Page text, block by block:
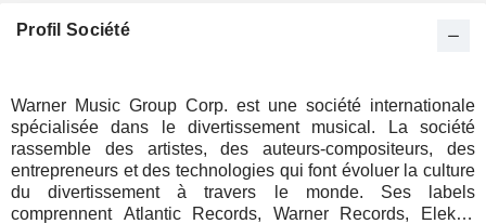
Profil Société
Warner Music Group Corp. est une société internationale
spécialisée dans le divertissement musical. La société
rassemble des artistes, des auteurs-compositeurs, des
entrepreneurs et des technologies qui font évoluer la culture
du divertissement à travers le monde. Ses labels
comprennent Atlantic Records, Warner Records, Elektra